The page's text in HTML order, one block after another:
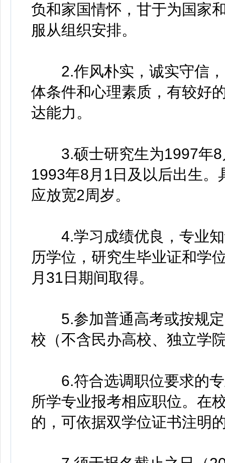
负和家国情怀，甘于为国家
服从组织安排。
2.作风朴实，诚实守信，
体条件和心理素质，有较好
达能力。
3.硕士研究生为1997年8
1993年8月1日及以后出生
应放宽2周岁。
4.学习成绩优良，专业知
历学位，研究生毕业证和学
月31日期间取得。
5.参加普通高考或按规定
校（不含民办高校、独立学
6.符合选调职位要求的专
所学专业报考相应职位。在
的，可依据双学位证书注明